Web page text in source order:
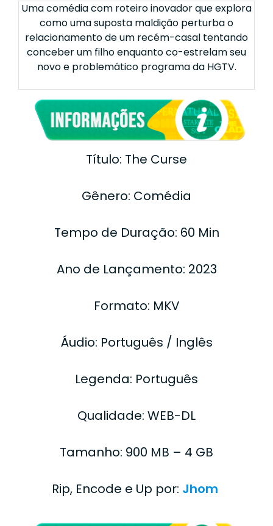
Uma comédia com roteiro inovador que explora
como uma suposta maldição perturba o
relacionamento de um recém-casal tentando
conceber um filho enquanto co-estrelam seu
novo e problemático programa da HGTV.
Título: The Curse
Gênero: Comédia
Tempo de Duração: 60 Min
Ano de Lançamento: 2023
Formato: MKV
Áudio: Português / Inglês
Legenda: Português
Qualidade: WEB-DL
Tamanho: 900 MB – 4 GB
Rip, Encode e Up por: Jhom